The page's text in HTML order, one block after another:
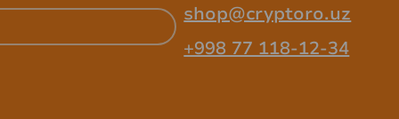
shop@cryptoro.uz
+998 77 118-12-34